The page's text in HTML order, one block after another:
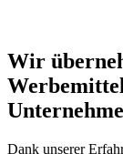
Wir
Dank unserer